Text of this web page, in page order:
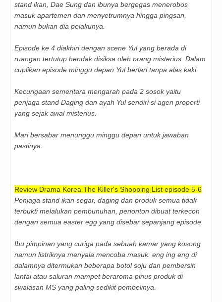
stand ikan, Dae Sung dan ibunya bergegas menerobos
masuk apartemen dan menyetrumnya hingga pingsan,
namun bukan dia pelakunya.
Episode ke 4 diakhiri dengan scene Yul yang berada di
ruangan tertutup hendak disiksa oleh orang misterius. Dalam
cuplikan episode minggu depan Yul berlari tanpa alas kaki.
Kecurigaan sementara mengarah pada 2 sosok yaitu
penjaga stand Daging dan ayah Yul sendiri si agen properti
yang sejak awal misterius.
Mari bersabar menunggu minggu depan untuk jawaban
pastinya.
Review Drama Korea The Killer's Shopping List episode 5-6
Penjaga stand ikan segar, daging dan produk semua tidak
terbukti melalukan pembunuhan, penonton dibuat terkecoh
dengan semua easter egg yang disebar sepanjang episode.
Ibu pimpinan yang curiga pada sebuah kamar yang kosong
namun listriknya menyala mencoba masuk. eng ing eng di
dalamnya ditermukan beberapa botol soju dan pembersih
lantai atau saluran mampet beraroma pinus produk di
swalasan MS yang paling sedikit pembelinya.